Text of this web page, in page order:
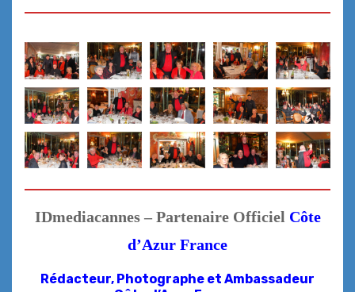
IDmediacannes – Partenaire Officiel Côte
d’Azur France
Rédacteur, Photographe et Ambassadeur